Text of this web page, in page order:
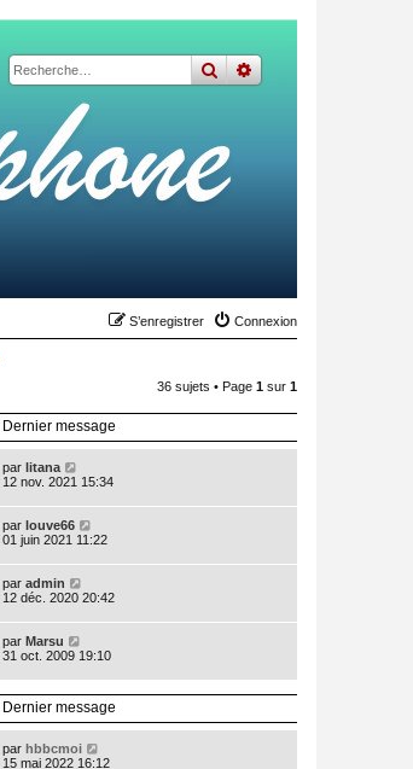
rechercher
recherche
Connexion
S’enregistrer
36 sujets • Page 1 sur 1
Dernier message
par litana
12 nov. 2021 15:34
par louve66
01 juin 2021 11:22
par admin
12 déc. 2020 20:42
par Marsu
31 oct. 2009 19:10
Dernier message
par hbbcmoi
15 mai 2022 16:12